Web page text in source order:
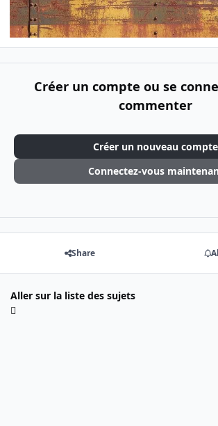
Créer un compte ou se
commenter
Créer un nouveau compte
Connectez-vous
Share
Aller sur la liste des sujets